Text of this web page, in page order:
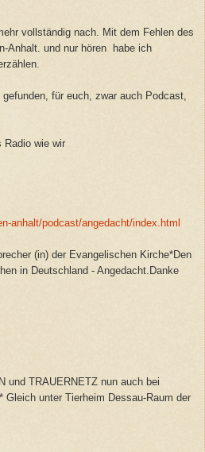
vollständig nach. Mit dem Fehlen des
Anhalt. und nur hören habe ich
für euch, zwar auch Podcast,
Radio wie wir
anhalt/podcast/angedacht/index.html
(in) der Evangelischen Kirche*Den
in Deutschland - Angedacht.Danke
und TRAUERNETZ nun auch bei
Gleich unter Tierheim Dessau-Raum der